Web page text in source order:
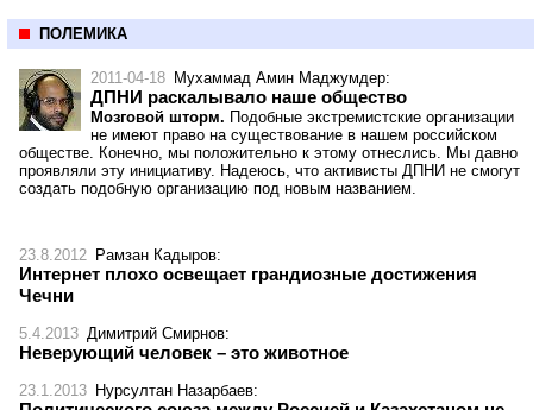
ПОЛЕМИКА
2011-04-18 Мухаммад Амин Маджумдер:
ДПНИ раскалывало наше общество
Мозговой шторм. Подобные экстремистские организации
не имеют право на существование в нашем российском
обществе. Конечно, мы положительно к этому отнеслись. Мы давно
проявляли эту инициативу. Надеюсь, что активисты ДПНИ не смогут
создать подобную организацию под новым названием.
23.8.2012 Рамзан Кадыров:
Интернет плохо освещает грандиозные достижения
Чечни
5.4.2013 Димитрий Смирнов:
Неверующий человек – это животное
23.1.2013 Нурсултан Назарбаев: